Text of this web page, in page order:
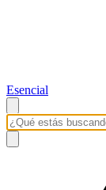
Esencial